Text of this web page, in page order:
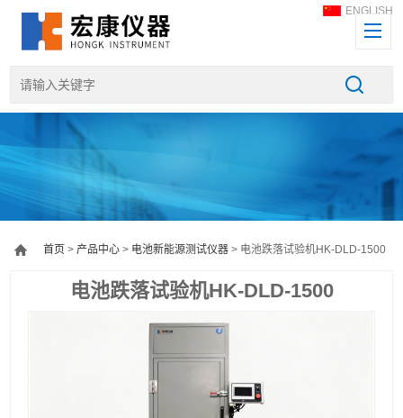
ENGLISH
首页 >产品中心 > 电池新能源测试仪器 > 电池跌落试验机HK-DLD-1500
电池跌落试验机HK-DLD-1500